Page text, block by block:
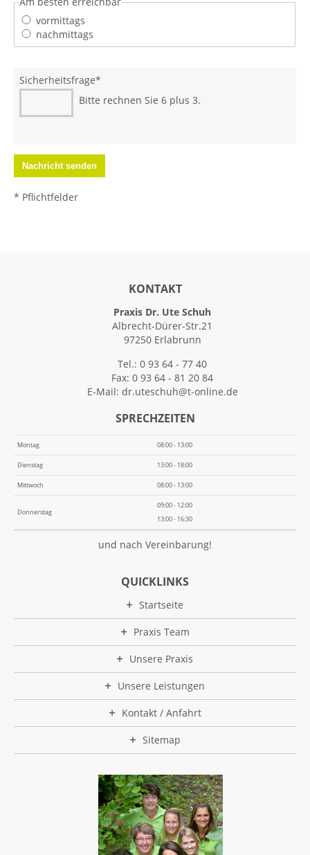
vormittags
nachmittags
Sicherheitsfrage*
Bitte rechnen Sie 6 plus 3.
* Pflichtfelder
KONTAKT
Praxis Dr. Ute Schuh
Albrecht-Dürer-Str.21
97250 Erlabrunn
Tel.: 0 93 64 - 77 40
Fax: 0 93 64 - 81 20 84
E-Mail: dr.uteschuh@t-online.de
SPRECHZEITEN
Montag 08:00 - 13:00
Dienstag 13:00 - 18:00
Mittwoch 08:00 - 13:00
Donnerstag
09:00 - 12:00
13:00 - 16:30
und nach Vereinbarung!
QUICKLINKS
Startseite
Praxis Team
Unsere Praxis
Unsere Leistungen
Kontakt / Anfahrt
Sitemap